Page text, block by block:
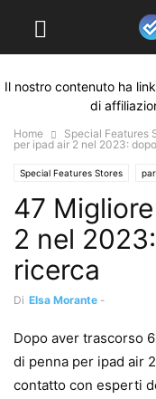
Il nostro contenuto ha
di
Home Special Features
per ipad air 2 nel 2023:
Special Features Stores
47
2 nel
ricerca
Di Elsa Morante -
Dopo aver trascorso
di penna per ipad air
contatto con esperti